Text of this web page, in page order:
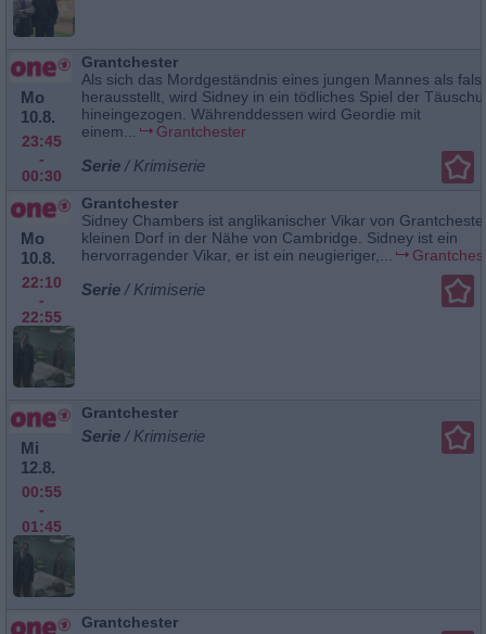
Mo
10.8.
23:45
-
00:30
Grantchester
Als sich das Mordgeständnis eines jungen Mannes als
herausstellt, wird Sidney in ein tödliches Spiel der
hineingezogen. Währenddessen wird Geordie mit
einem...
Grantchester
Serie / Krimiserie
Mo
10.8.
22:10
-
22:55
Grantchester
Sidney Chambers ist anglikanischer Vikar von
kleinen Dorf in der Nähe von Cambridge. Sidney ist ein
hervorragender Vikar, er ist ein neugieriger,...
Serie / Krimiserie
Mi
12.8.
00:55
-
01:45
Grantchester
Serie / Krimiserie
Grantchester